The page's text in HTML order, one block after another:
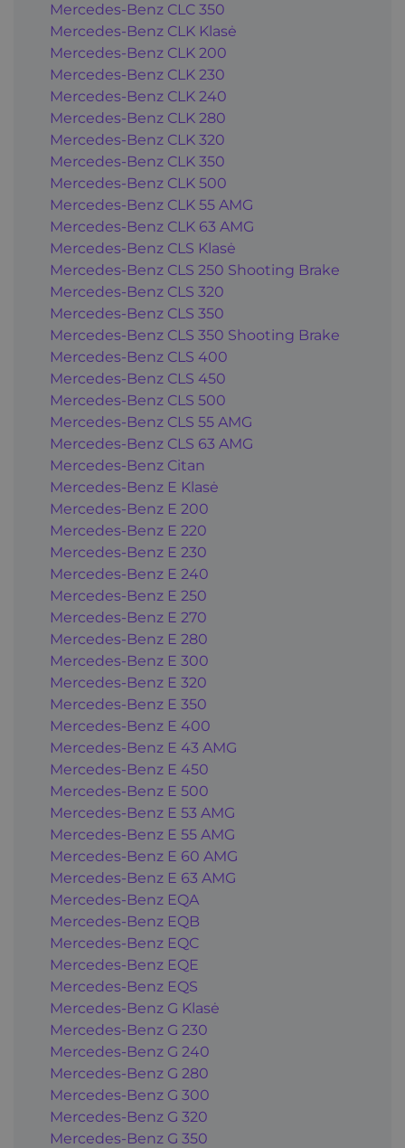
Mercedes-Benz CLC 350
Mercedes-Benz CLK Klasė
Mercedes-Benz CLK 200
Mercedes-Benz CLK 230
Mercedes-Benz CLK 240
Mercedes-Benz CLK 280
Mercedes-Benz CLK 320
Mercedes-Benz CLK 350
Mercedes-Benz CLK 500
Mercedes-Benz CLK 55 AMG
Mercedes-Benz CLK 63 AMG
Mercedes-Benz CLS Klasė
Mercedes-Benz CLS 250 Shooting Brake
Mercedes-Benz CLS 320
Mercedes-Benz CLS 350
Mercedes-Benz CLS 350 Shooting Brake
Mercedes-Benz CLS 400
Mercedes-Benz CLS 450
Mercedes-Benz CLS 500
Mercedes-Benz CLS 55 AMG
Mercedes-Benz CLS 63 AMG
Mercedes-Benz Citan
Mercedes-Benz E Klasė
Mercedes-Benz E 200
Mercedes-Benz E 220
Mercedes-Benz E 230
Mercedes-Benz E 240
Mercedes-Benz E 250
Mercedes-Benz E 270
Mercedes-Benz E 280
Mercedes-Benz E 300
Mercedes-Benz E 320
Mercedes-Benz E 350
Mercedes-Benz E 400
Mercedes-Benz E 43 AMG
Mercedes-Benz E 450
Mercedes-Benz E 500
Mercedes-Benz E 53 AMG
Mercedes-Benz E 55 AMG
Mercedes-Benz E 60 AMG
Mercedes-Benz E 63 AMG
Mercedes-Benz EQA
Mercedes-Benz EQB
Mercedes-Benz EQC
Mercedes-Benz EQE
Mercedes-Benz EQS
Mercedes-Benz G Klasė
Mercedes-Benz G 230
Mercedes-Benz G 240
Mercedes-Benz G 280
Mercedes-Benz G 300
Mercedes-Benz G 320
Mercedes-Benz G 350